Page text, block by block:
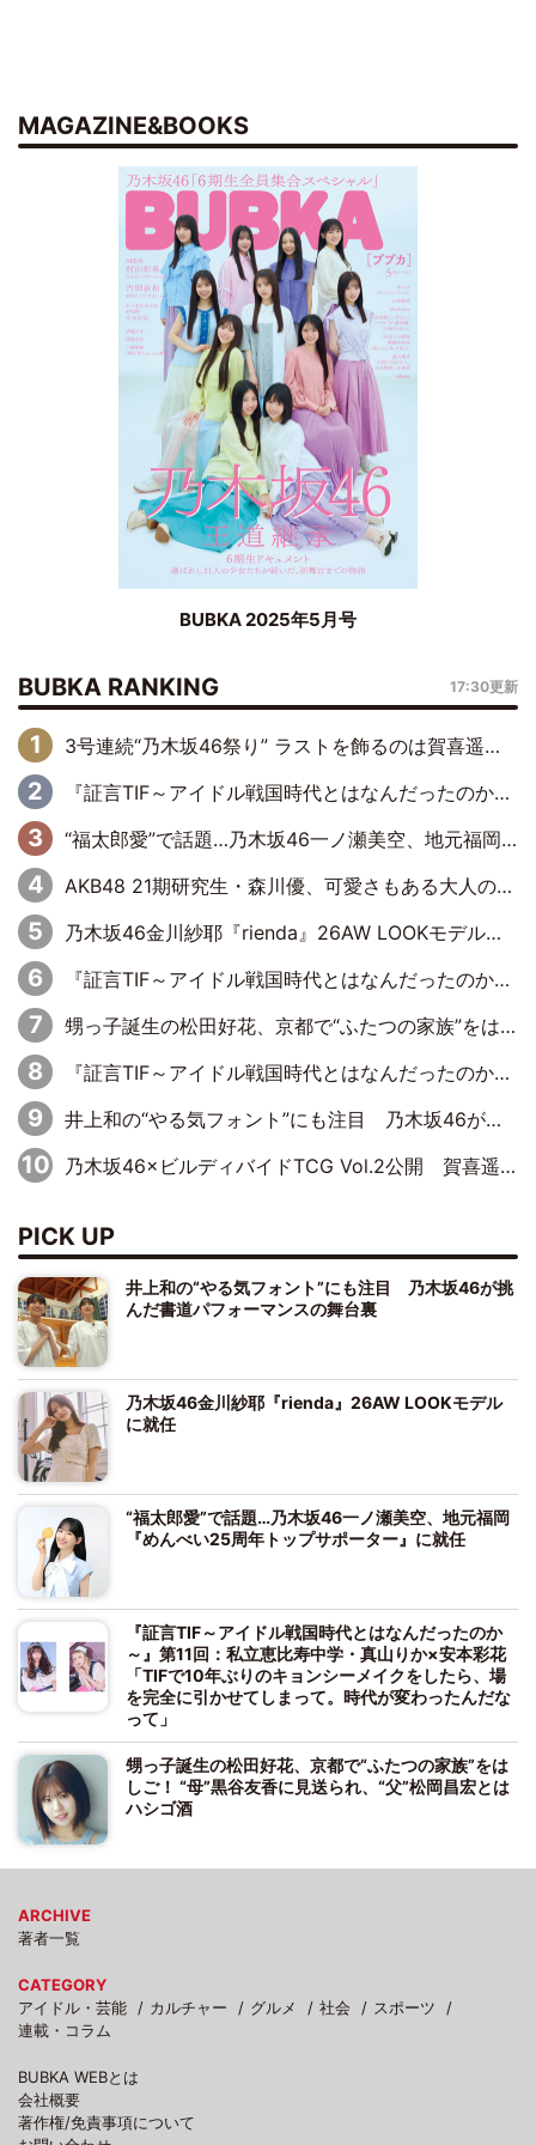
MAGAZINE&BOOKS
BUBKA 2025年5月号
BUBKA RANKING 17:30更新
3号連続“乃木坂46祭り” ラストを飾るのは賀喜遥香…5年ぶりの登場に「5年分大人になった私を見ていただけたら」
『証言TIF～アイドル戦国時代とはなんだったのか～』第6回：でんぱ組.inc・古川未鈴×相沢梨紗「『ハロプロやりたかったな』って言ったら、夢眠ねむさんに『てめえはでんぱ組．incなんだよ！』って肩パンされて(笑)」
“福太郎愛”で話題…乃木坂46一ノ瀬美空、地元福岡『めんべい25周年トップサポーター』に就任
AKB48 21期研究生・森川優、可愛さもある大人の女性に
乃木坂46金川紗耶『rienda』26AW LOOKモデルに就任
『証言TIF～アイドル戦国時代とはなんだったのか～』第11回：私立恵比寿中学・真山りか×安本彩花「TIFで10年ぶりのキョンシーメイクをしたら、場を完全に引かせてしまって。時代が変わったんだなって」
甥っ子誕生の松田好花、京都で“ふたつの家族”をはしご！ “母”黒谷友香に見送られ、“父”松岡昌宏とはハシゴ酒
『証言TIF～アイドル戦国時代とはなんだったのか～』第10回：さくら学院・武藤彩未×飯田らうら「正直、中3で辞めるというのを信じてなくて。そう言われてはいたけど、嘘でしょって」
井上和の“やる気フォント”にも注目 乃木坂46が挑んだ書道パフォーマンスの舞台裏
乃木坂46×ビルディバイドTCG Vol.2公開 賀喜遥香＆田村真佑が『京まふ』ステージに登壇
PICK UP
井上和の“やる気フォント”にも注目 乃木坂46が挑
んだ書道パフォーマンスの舞台裏
乃木坂46金川紗耶『rienda』26AW LOOKモデル
に就任
“福太郎愛”で話題…乃木坂46一ノ瀬美空、地元福岡
『めんべい25周年トップサポーター』に就任
『証言TIF～アイドル戦国時代とはなんだったのか
～』第11回：私立恵比寿中学・真山りか×安本彩花
「TIFで10年ぶりのキョンシーメイクをしたら、場
を完全に引かせてしまって。時代が変わったんだな
って」
甥っ子誕生の松田好花、京都で“ふたつの家族”をは
しご！ “母”黒谷友香に見送られ、“父”松岡昌宏とは
ハシゴ酒
ARCHIVE
著者一覧
CATEGORY
アイドル・芸能
カルチャー グルメ 社会
スポーツ
連載・コラム
BUBKA WEBとは
会社概要
著作権/免責事項について